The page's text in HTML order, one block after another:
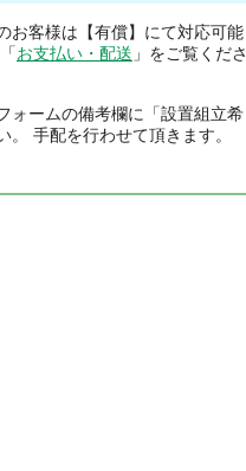
お客様は【有償】にて対応可能
お支払い・配送 」をご覧くださ
ォームの備考欄に「設置組立希
。 手配を行わせて頂きます。